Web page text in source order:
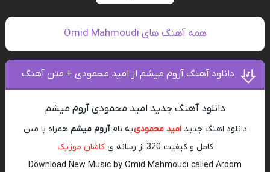
همه آهنگ های Omid Mahmoudi
دانلود آهنگ آروم میشم از امید محمودی + متن آهنگ
دانلود آهنگ جدید امید محمودی آروم میشم
دانلود اهنگ جدیدامید محمودیبه نامآروم میشم همراه با متن
کامل و کیفیت 320 از رسانه ی
کاشان موزیک
Download New Music by Omid Mahmoudi called Aroom